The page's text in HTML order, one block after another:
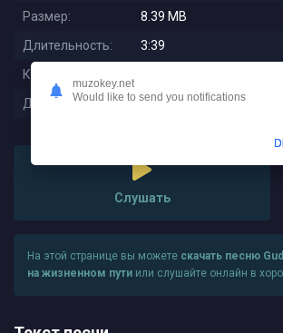
Размер:
8.39 MB
Длительность:
3:39
Качество:
Дата релиза:
2025-08-23 02:56:01
Слушать
На этой странице вы можете скачать песню
на жизненном пути или слушайте онлайн в
muzokey.net
Would like to send you notifications